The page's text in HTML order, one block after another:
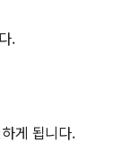
.
게 됩니다.